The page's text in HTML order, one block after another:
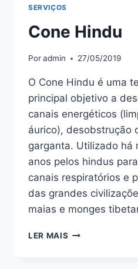
SERVIÇOS
Cone Hindu
Poradmin 27/05/2019
O Cone Hindu é uma
principal objetivo a
canais energéticos
áurico), desobstrução
garganta. Utilizado há
anos pelos hindus
canais respiratórios e
das grandes
maias e monges
LER MAIS CONE